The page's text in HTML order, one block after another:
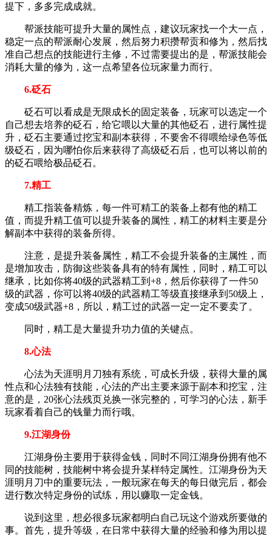
提下，多多完成成就。
帮派技能可提升大量的属性点，建议玩家找一个大一点，
稳定一点的帮派耐心发展，然后努力积攒帮贡和修为，然后找
准自己想点的技能进行主修，不过需要提出的是，帮派技能会
消耗大量的修为，这一点希望各位玩家量力而行。
6.砭石
砭石可以看成是无限成长的固定装备，玩家可以选定一个
自己想去培养的砭石，给它喂以大量的其他砭石，进行属性提
升，砭石主要通过挖宝和副本获得，不要舍不得喂给绿色等低
级砭石，因为哪怕你后来获得了高级砭石后，也可以将以前的
的砭石喂给极品砭石。
7.精工
精工指装备精炼，每一件可精工的装备上都有他的精工
值，而提升精工值可以提升装备的属性，精工的材料主要是分
解副本中获得的装备所得。
注意，是提升装备属性，精工不会提升装备的主属性，而
是增加攻击，防御这些装备具有的特有属性，同时，精工可以
继承，比如你将40级的武器精工到+8，然后你获得了一件50
级的武器，你可以将40级的武器精工等级直接继承到50级上，
变成50级武器+8，所以，精工过的武器一定一定不要卖了。
同时，精工是大量提升功力值的关键点。
8.心法
心法为天涯明月刀独有系统，可成长升级，获得大量的属
性点和心法独有技能，心法的产出主要来源于副本和挖宝，注
意的是，20张心法残页兑换一张完整的，可学习的心法，新手
玩家看着自己的钱量力而行哦。
9.江湖身份
江湖身份主要用于获得金钱，同时不同江湖身份拥有他不
同的技能树，技能树中将会提升某样特定属性。江湖身份为天
涯明月刀中的重要玩法，一般玩家在每天的每日做完后，都会
进行数次特定身份的试练，用以赚取一定金钱。
说到这里，想必很多玩家都明白自己玩这个游戏所要做的
事。首先，提升等级，在日常中获得大量的经验和修为用以提